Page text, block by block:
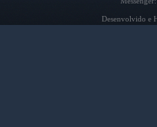
Desenvolvido e